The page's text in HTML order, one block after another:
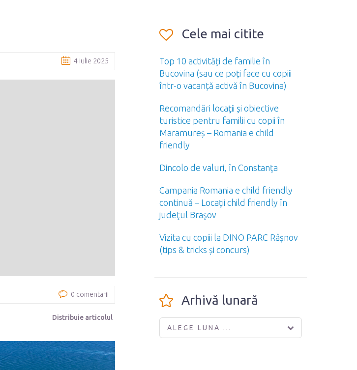
4 iulie 2025
0 comentarii
Distribuie articolul
Cele mai citite
Top 10 activități de familie în
Bucovina (sau ce poți face cu copiii
într-o vacanță activă în Bucovina)
Recomandări locaţii și obiective
turistice pentru familii cu copii în
Maramureș – Romania e child
friendly
Dincolo de valuri, în Constanţa
Campania Romania e child friendly
continuă – Locaţii child friendly în
judeţul Braşov
Vizita cu copiii la DINO PARC Râşnov
(tips & tricks și concurs)
Arhivă lunară
ALEGE LUNA ...